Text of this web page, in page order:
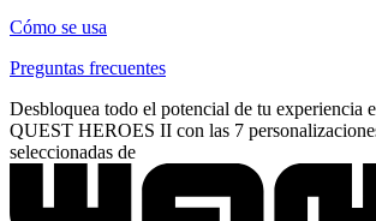
Cómo se usa
Preguntas frecuentes
Desbloquea todo el potencial de tu experiencia
QUEST HEROES II con las 7
seleccionadas de